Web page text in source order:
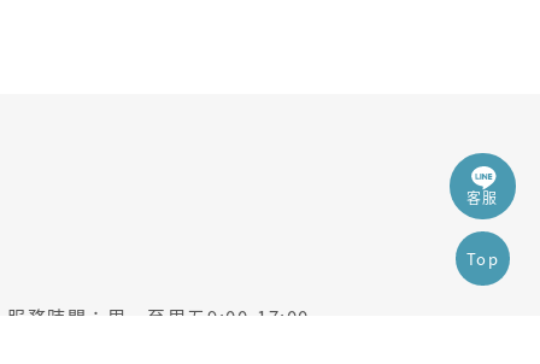
服務時間
周一至周五9:00-17:00
客服
Top